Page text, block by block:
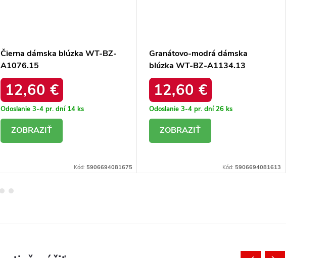
Čierna dámska blúzka WT-BZ-
A1076.15
12,60 €
Odoslanie 3-4 pr. dní 14 ks
Kód: 5906694081675
Granátovo-modrá dámska
blúzka WT-BZ-A1134.13
12,60 €
Odoslanie 3-4 pr. dní26 ks
Kód: 5906694081613